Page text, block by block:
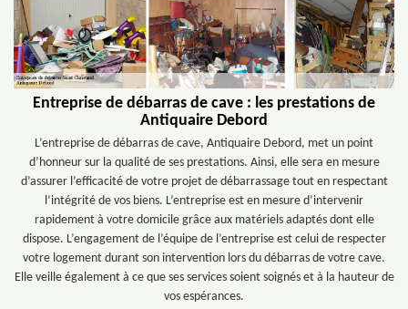
Entreprise de débarras de cave : les prestations de
Antiquaire Debord
L’entreprise de débarras de cave, Antiquaire Debord, met un point
d’honneur sur la qualité de ses prestations. Ainsi, elle sera en mesure
d’assurer l’efficacité de votre projet de débarrassage tout en respectant
l’intégrité de vos biens. L’entreprise est en mesure d’intervenir
rapidement à votre domicile grâce aux matériels adaptés dont elle
dispose. L’engagement de l’équipe de l’entreprise est celui de respecter
votre logement durant son intervention lors du débarras de votre cave.
Elle veille également à ce que ses services soient soignés et à la hauteur de
vos espérances.